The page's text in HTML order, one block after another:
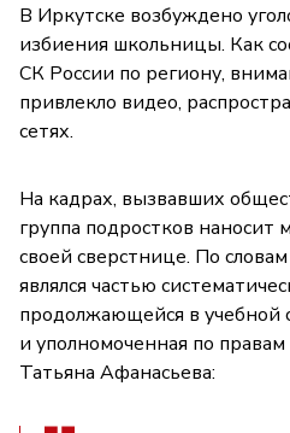
В Иркутске возбуждено
избиения школьницы. Как
СК России по региону,
привлекло видео,
сетях.
На кадрах, вызвавших
группа подростков
своей сверстнице. По
являлся частью
продолжающейся в учебной
и уполномоченная по
Татьяна Афанасьева: